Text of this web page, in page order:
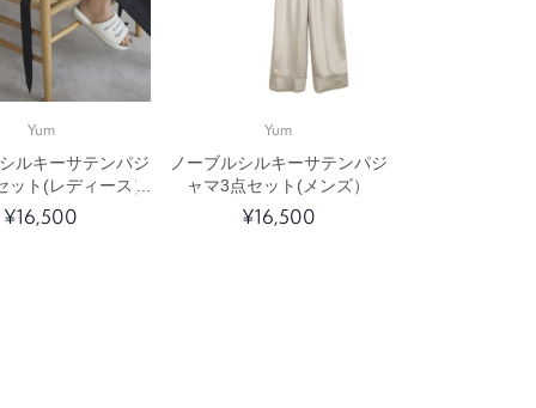
Yum
ルキーサテンパジ
ット(レディース）
¥16,500
Yum
ノーブルシルキーサテンパジ
ャマ3点セット(メンズ）
¥16,500